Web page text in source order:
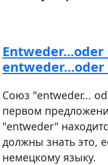
Союз "entweder...
первом
"entweder"
должны знать это,
немецкому языку.